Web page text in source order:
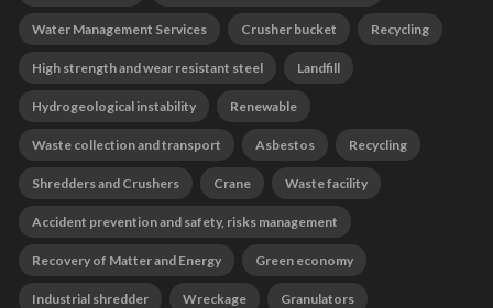
Water Management Services Crusher bucket Recycling
High strength and wear resistant steel Landfill
Hydrogeological instability Renewable
Waste collection and transport Asbestos Recycling
Shredders and Crushers Crane Waste facility
Accident prevention and safety, risks management
Recovery of Matter and Energy Green economy
Industrial shredder Wreckage Granulators